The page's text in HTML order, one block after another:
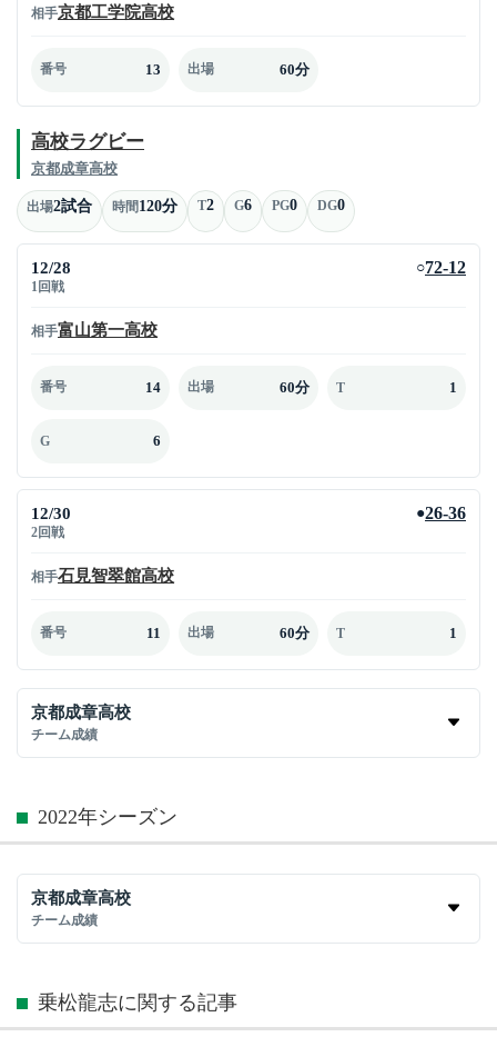
相手京都工学院高校
番号 13 出場 60分
高校ラグビー
京都成章高校
出場2試合 時間120分 T2 G6 PG0 DG0
12/28
1回戦
○72-12
相手富山第一高校
番号 14 出場 60分 T 1
G 6
12/30
2回戦
●26-36
相手石見智翠館高校
番号 11 出場 60分 T 1
京都成章高校
チーム成績
2022年シーズン
京都成章高校
チーム成績
乗松龍志に関する記事